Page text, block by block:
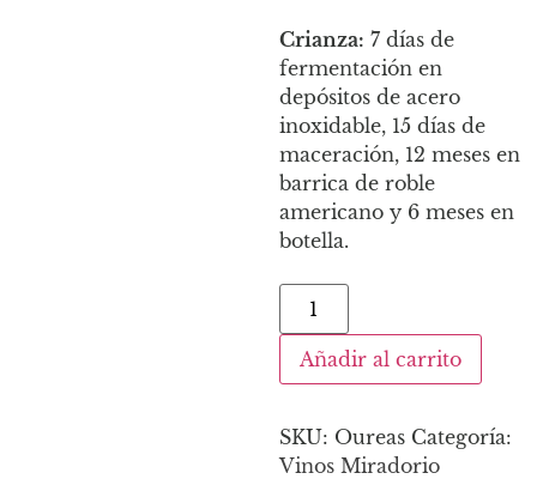
Crianza: 7 días de
fermentación en
depósitos de acero
inoxidable, 15 días de
maceración, 12 meses en
barrica de roble
americano y 6 meses en
botella.
Añadir al carrito
SKU: Oureas Categoría:
Vinos Miradorio